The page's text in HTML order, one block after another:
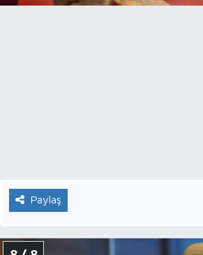
Paylaş